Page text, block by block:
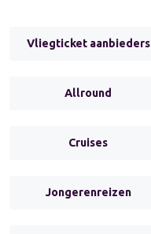
Vliegticket aanbieders
Allround
Cruises
Jongerenreizen